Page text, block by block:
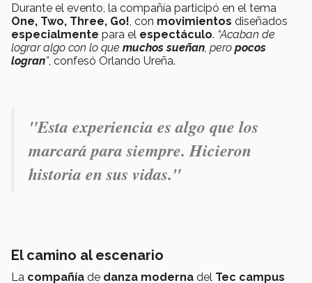
Durante el evento, la compañía participó en el tema
One, Two, Three, Go! , con movimientos diseñados
especialmente para el espectáculo. “Acaban de
lograr algo con lo que muchos sueñan , pero pocos
logran”, confesó Orlando Ureña.
"Esta experiencia es algo que los
marcará para siempre. Hicieron
historia en sus vidas."
El camino al escenario
La compañía de danza moderna del Tec campus